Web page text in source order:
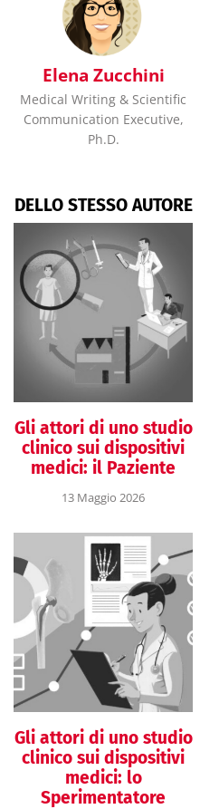
Elena Zucchini
Medical Writing & Scientific
Communication Executive,
Ph.D.
DELLO STESSO AUTORE
Gli attori di uno studio
clinico sui dispositivi
medici: il Paziente
13 Maggio 2026
Gli attori di uno studio
clinico sui dispositivi
medici: lo
Sperimentatore